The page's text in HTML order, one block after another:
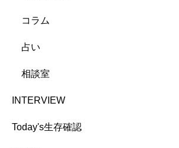
コラム
占い
相談室
INTERVIEW
Today's生存確認